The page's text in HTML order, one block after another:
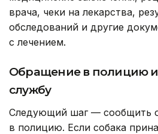
врача, чеки на лекарства,
обследований и другие
с лечением.
Обращение в полицию
службу
Следующий шаг — сообщить
в полицию. Если собака